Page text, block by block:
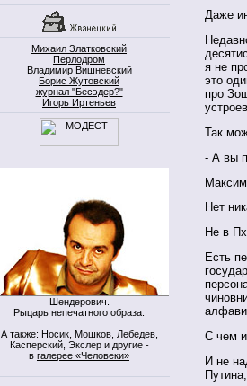
Михаил Златковский
Перлодром
Владимир Вишневский
Борис Жутовский
журнал "Бесэдер?"
Игорь Иртеньев
Шендерович.
Рыцарь непечатного образа.
А также: Носик, Мошков, Лебедев,
Касперский, Экслер и другие -
в галерее «Человеки»
Даже
я не
это
про
Так
- А вы
Нет
Не в
Есть
С чем
И не